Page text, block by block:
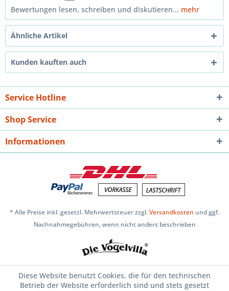
Bewertungen lesen, schreiben und diskutieren... mehr
Ähnliche Artikel
Kunden kauften auch
Service Hotline
Shop Service
Informationen
* Alle Preise inkl. gesetzl. Mehrwertsteuer zzgl.Versandkosten und ggf.
Nachnahmegebühren, wenn nicht anders beschrieben
Diese Website benutzt Cookies, die für den technischen
Betrieb der Website erforderlich sind und stets gesetzt